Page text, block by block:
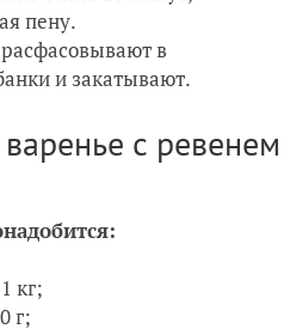
пену.
в
и закатывают.
с ревенем
кг;
г;